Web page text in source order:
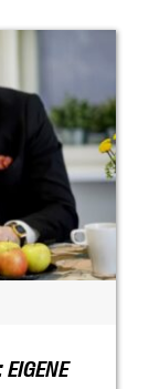
EIGENE